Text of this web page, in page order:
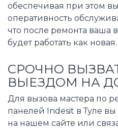
обеспечивая при этом
оперативность
что после ремонта ваша
будет работать как новая.
СРОЧНО
ВЫЕЗДОМ НА
Для вызова мастера по
панелей Indesit в Туле вы
на нашем сайте или